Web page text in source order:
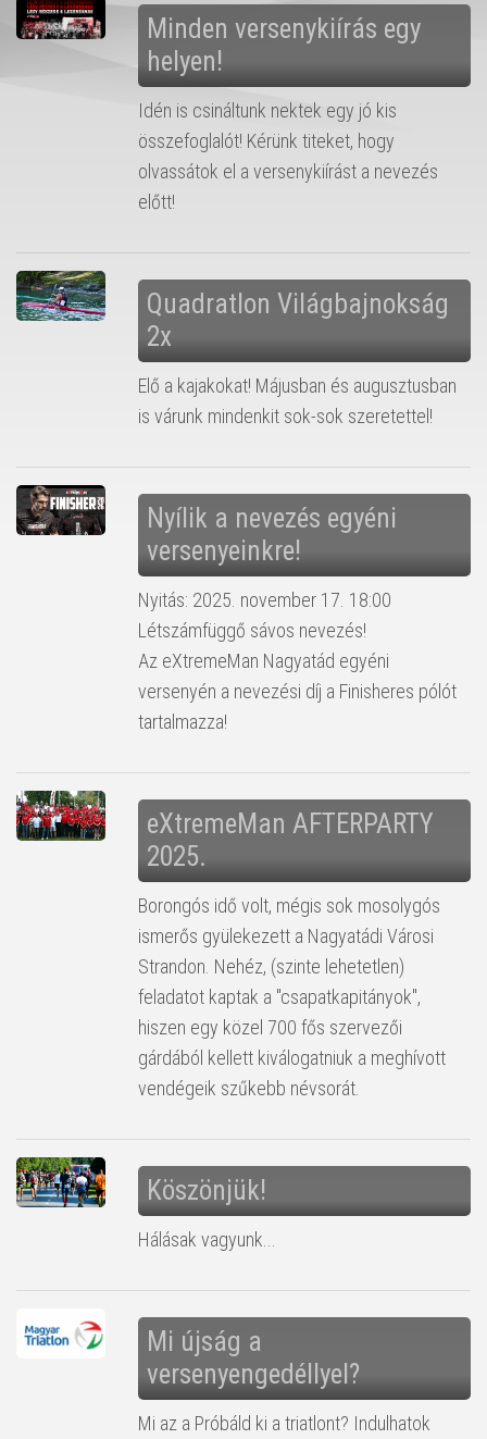
Minden versenykiírás egy
helyen!
Idén is csináltunk nektek egy jó kis
összefoglalót! Kérünk titeket, hogy
olvassátok el a versenykiírást a nevezés
előtt!
Quadratlon Világbajnokság
2x
Elő a kajakokat! Májusban és augusztusban
is várunk mindenkit sok-sok szeretettel!
Nyílik a nevezés egyéni
versenyeinkre!
Nyitás: 2025. november 17. 18:00
Létszámfüggő sávos nevezés!
Az eXtremeMan Nagyatád egyéni
versenyén a nevezési díj a Finisheres pólót
tartalmazza!
eXtremeMan AFTERPARTY
2025.
Borongós idő volt, mégis sok mosolygós
ismerős gyülekezett a Nagyatádi Városi
Strandon. Nehéz, (szinte lehetetlen)
feladatot kaptak a "csapatkapitányok",
hiszen egy közel 700 fős szervezői
gárdából kellett kiválogatniuk a meghívott
vendégeik szűkebb névsorát.
Köszönjük!
Hálásak vagyunk...
Mi újság a
versenyengedéllyel?
Mi az a Próbáld ki a triatlont? Indulhatok